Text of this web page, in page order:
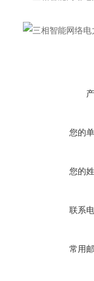
您的
您的
联系
常用